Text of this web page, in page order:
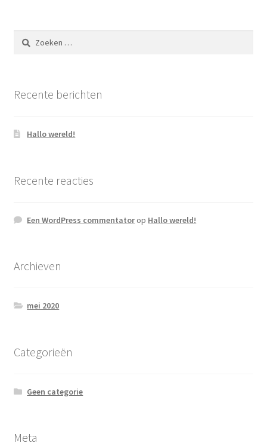
Zoeken
naar:
Recente berichten
Hallo wereld!
Recente reacties
Een WordPress commentatorop Hallo wereld!
Archieven
mei 2020
Categorieën
Geen categorie
Meta